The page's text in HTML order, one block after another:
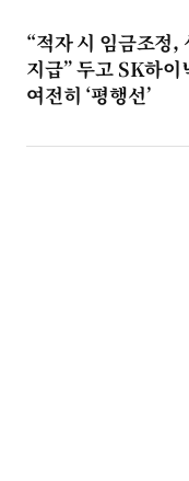
“적자 시 임금조정,
지급” 두고 SK하이
여전히 ‘평행선’